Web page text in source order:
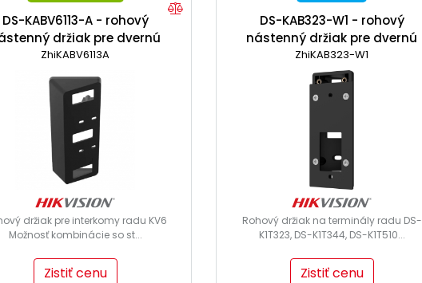
DS-KABV6113-A - rohový
držiak pre dvernú
jednotku
ZhiKABV6113A
držiak pre interkomy radu KV6
Možnosť kombinácie so st...
Zistiť cenu
DS-KAB323-W1 - rohový
nástenný držiak pre dvernú
jednotku
ZhiKAB323-W1
Rohový držiak na terminály radu DS-
K1T323, DS-K1T344, DS-K1T510...
Zistiť cenu